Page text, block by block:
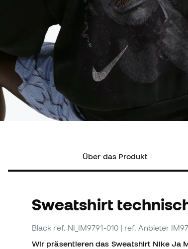
Über das Produkt
Sweatshirt
Black ref. NI_IM9791-010 | ref. Anbieter
Wir präsentieren das Sweatshirt Nike Ja